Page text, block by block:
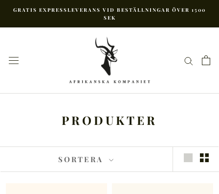
innehåll
GRATIS EXPRESSLEVERANS VID BESTÄLLNINGAR ÖVER 1500
SEK
PRODUKTER
SORTERA